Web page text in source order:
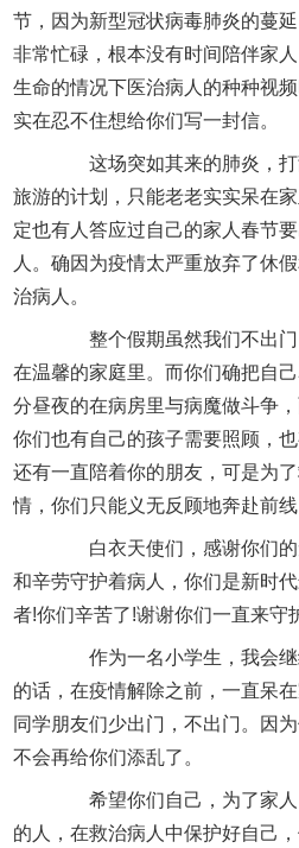
节，因为新型冠状病毒肺炎的蔓
非常忙碌，根本没有时间陪伴家
生命的情况下医治病人的种种视
实在忍不住想给你们写一封信。
这场突如其来的肺炎，打
旅游的计划，只能老老实实呆在
定也有人答应过自己的家人春节
人。确因为疫情太严重放弃了休
治病人。
整个假期虽然我们不出门
在温馨的家庭里。而你们确把自
分昼夜的在病房里与病魔做斗争
你们也有自己的孩子需要照顾，
还有一直陪着你的朋友，可是为
情，你们只能义无反顾地奔赴前线
白衣天使们，感谢你们的
和辛劳守护着病人，你们是新时
者!你们辛苦了!谢谢你们一直来守
作为一名小学生，我会继
的话，在疫情解除之前，一直呆
同学朋友们少出门，不出门。因
不会再给你们添乱了。
希望你们自己，为了家人
的人，在救治病人中保护好自己